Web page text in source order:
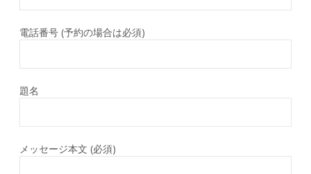
電話番号 (予約の場合は必須)
題名
メッセージ本文 (必須)